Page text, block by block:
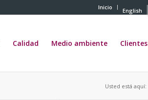
Inicio English
Calidad Medio ambiente Clientes
Usted está aquí: